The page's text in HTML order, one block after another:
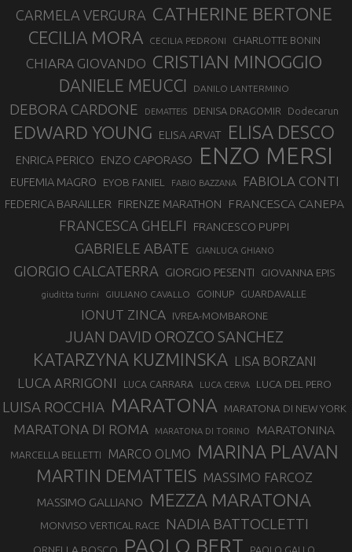
CARMELA VERGURA CATHERINE BERTONE
CECILIA MORA CECILIA PEDRONI CHARLOTTE BONIN
CHIARA GIOVANDO CRISTIAN MINOGGIO
DANIELE MEUCCI DANILO LANTERMINO
DEBORA CARDONE DEMATTEIS DENISA DRAGOMIR Dodecarun
EDWARD YOUNG ELISA ARVAT ELISA DESCO
ENRICA PERICO ENZO CAPORASO ENZO MERSI
EUFEMIA MAGRO EYOB FANIEL FABIO BAZZANA FABIOLA CONTI
FEDERICA BARAILLER FIRENZE MARATHON FRANCESCA CANEPA
FRANCESCA GHELFI FRANCESCO PUPPI
GABRIELE ABATE GIANLUCA GHIANO
GIORGIO CALCATERRA GIORGIO PESENTI GIOVANNA EPIS
giuditta turini GIULIANO CAVALLO GOINUP GUARDAVALLE
IONUT ZINCA IVREA-MOMBARONE
JUAN DAVID OROZCO SANCHEZ
KATARZYNA KUZMINSKA LISA BORZANI
LUCA ARRIGONI LUCA CARRARA LUCA CERVA LUCA DEL PERO
LUISA ROCCHIA MARATONA MARATONA DI NEW YORK
MARATONA DI ROMA MARATONA DI TORINO MARATONINA
MARCELLA BELLETTI MARCO OLMO MARINA PLAVAN
MARTIN DEMATTEIS MASSIMO FARCOZ
MASSIMO GALLIANO MEZZA MARATONA
MONVISO VERTICAL RACE NADIA BATTOCLETTI
PAOLO BERT PAOLO GALLO